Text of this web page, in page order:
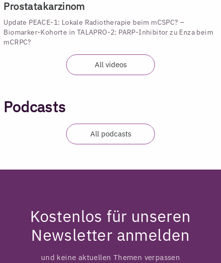
Prostatakarzinom
Update PEACE-1: Lokale Radiotherapie beim mCSPC? –
Biomarker-Kohorte in TALAPRO-2: PARP-Inhibitor zu Enza beim
mCRPC?
All videos
Podcasts
All podcasts
Kostenlos für unseren
Newsletter anmelden
und keine aktuellen Themen verpassen